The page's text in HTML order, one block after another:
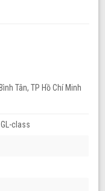
Tân, TP Hồ Chí Minh
class